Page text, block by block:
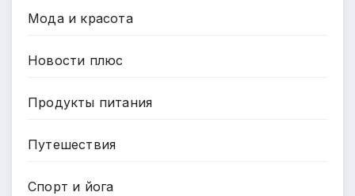
Мода и красота
Новости плюс
Продукты питания
Путешествия
Спорт и йога